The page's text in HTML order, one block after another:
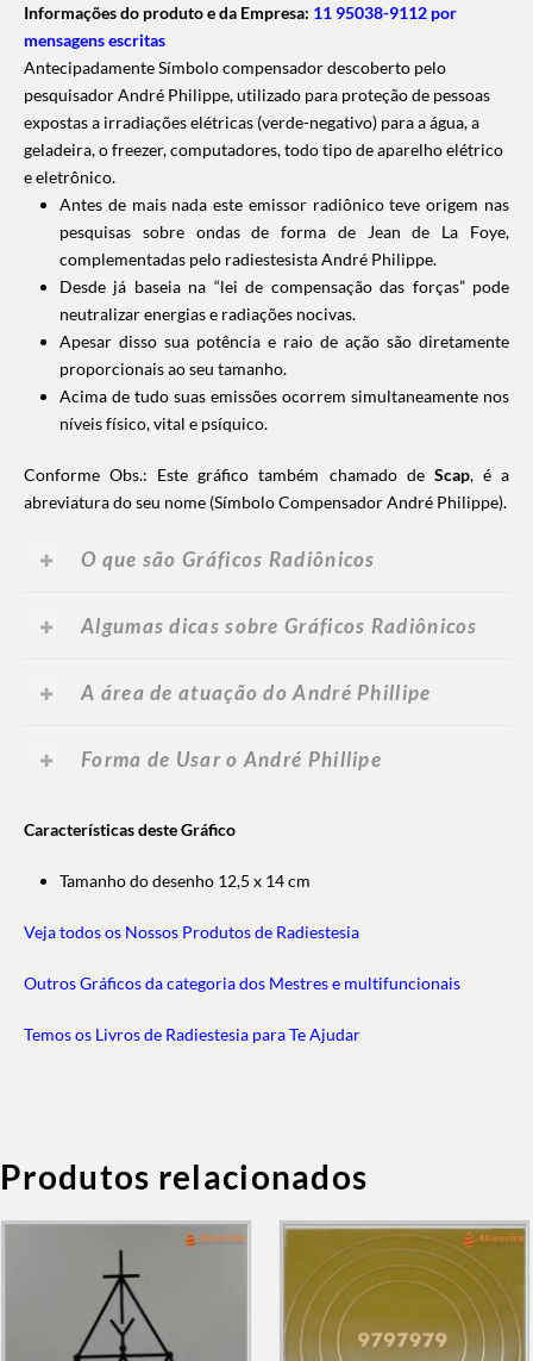
Informações do produto e da Empresa: 11 95038-9112 por
mensagens escritas
Antecipadamente Símbolo compensador descoberto pelo
pesquisador André Philippe, utilizado para proteção de pessoas
expostas a irradiações elétricas (verde-negativo) para a água, a
geladeira, o freezer, computadores, todo tipo de aparelho elétrico
e eletrônico.
Antes de mais nada este emissor radiônico teve origem nas
pesquisas sobre ondas de forma de Jean de La Foye,
complementadas pelo radiestesista André Philippe.
Desde já baseia na “lei de compensação das forças” pode
neutralizar energias e radiações nocivas.
Apesar disso sua potência e raio de ação são diretamente
proporcionais ao seu tamanho.
Acima de tudo suas emissões ocorrem simultaneamente nos
níveis físico, vital e psíquico.
Conforme Obs.: Este gráfico também chamado de Scap, é a
abreviatura do seu nome (Símbolo Compensador André Philippe).
O que são Gráficos Radiônicos
Algumas dicas sobre Gráficos Radiônicos
A área de atuação do André Phillipe
Forma de Usar o André Phillipe
Características deste Gráfico
Tamanho do desenho 12,5 x 14 cm
Veja todos os Nossos Produtos de Radiestesia
Outros Gráficos da categoria dos Mestres e multifuncionais
Temos os Livros de Radiestesia para Te Ajudar
Produtos relacionados